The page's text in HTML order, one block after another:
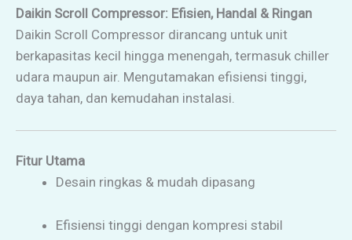
Daikin Scroll Compressor: Efisien, Handal & Ringan
Daikin Scroll Compressor dirancang untuk unit
berkapasitas kecil hingga menengah, termasuk chiller
udara maupun air. Mengutamakan efisiensi tinggi,
daya tahan, dan kemudahan instalasi.
Fitur Utama
Desain ringkas & mudah dipasang
Efisiensi tinggi dengan kompresi stabil